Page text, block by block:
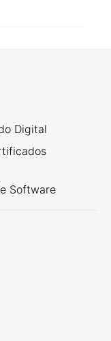
Digital
Software